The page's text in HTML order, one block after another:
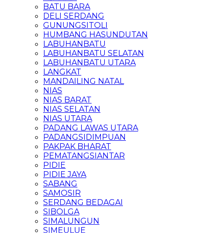
BATU BARA
DELI SERDANG
GUNUNGSITOLI
HUMBANG HASUNDUTAN
LABUHANBATU
LABUHANBATU SELATAN
LABUHANBATU UTARA
LANGKAT
MANDAILING NATAL
NIAS
NIAS BARAT
NIAS SELATAN
NIAS UTARA
PADANG LAWAS UTARA
PADANGSIDIMPUAN
PAKPAK BHARAT
PEMATANGSIANTAR
PIDIE
PIDIE JAYA
SABANG
SAMOSIR
SERDANG BEDAGAI
SIBOLGA
SIMALUNGUN
SIMEULUE